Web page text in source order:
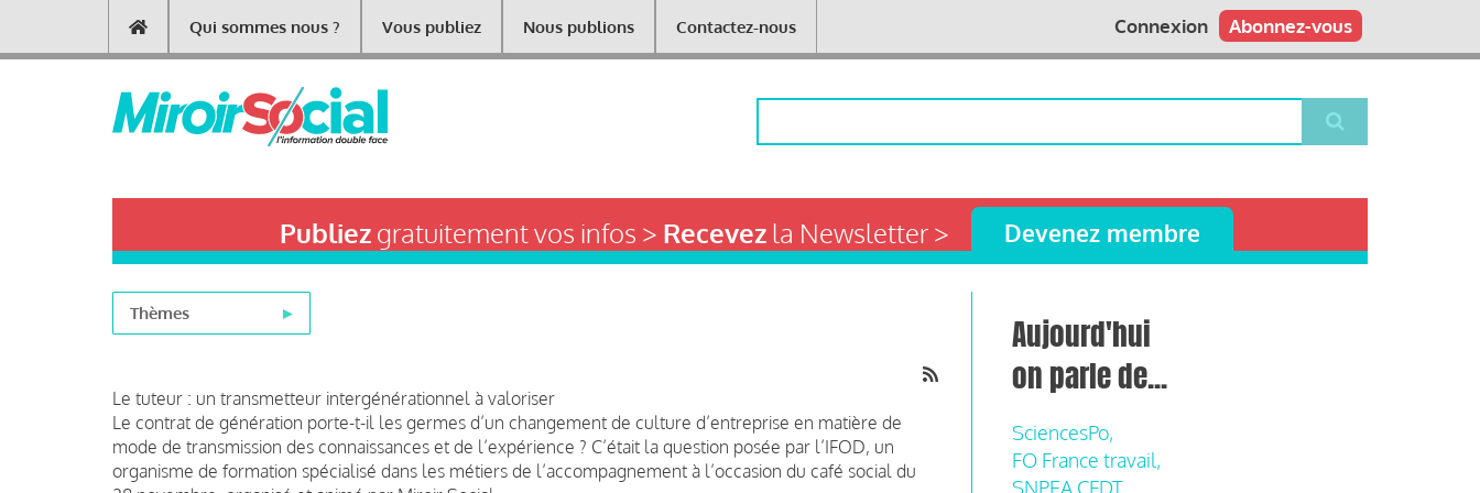
contenu
Main
navigation
Qui sommes nous ? Vous publiez Nous publions Contactez-nous Abonnez-vous
Connexion
Publiezgratuitement vos infos > Recevezla Newsletter > Devenez membre
Thèmes
Le tuteur : un transmetteur intergénérationnel à valoriser
Le contrat de génération porte-t-il les germes d’un changement de culture d’entreprise en matière de
mode de transmission des connaissances et de l’expérience ? C’était la question posée par l’IFOD, un
organisme de formation spécialisé dans les métiers de l’accompagnement à l’occasion du café social du
Aujourd'hui
on parle de...
SciencesPo,
FO France travail,
SNPEA CFDT